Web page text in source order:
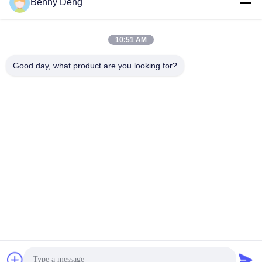
Benny Deng
10:51 AM
Good day, what product are you looking for?